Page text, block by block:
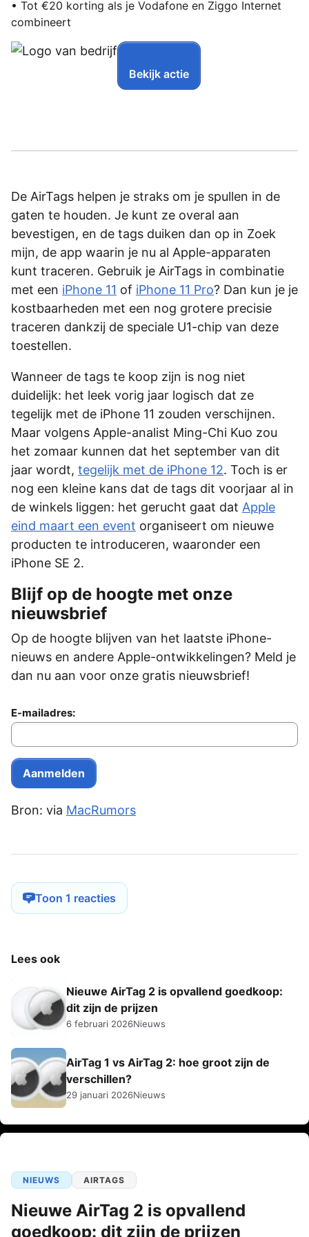
• Tot €20 korting als je Vodafone en Ziggo Internet
combineert
Bekijk actie
De AirTags helpen je straks om je spullen in de
gaten te houden. Je kunt ze overal aan
bevestigen, en de tags duiken dan op in Zoek
mijn, de app waarin je nu al Apple-apparaten
kunt traceren. Gebruik je AirTags in combinatie
met een iPhone 11 of iPhone 11 Pro? Dan kun je je
kostbaarheden met een nog grotere precisie
traceren dankzij de speciale U1-chip van deze
toestellen.
Wanneer de tags te koop zijn is nog niet
duidelijk: het leek vorig jaar logisch dat ze
tegelijk met de iPhone 11 zouden verschijnen.
Maar volgens Apple-analist Ming-Chi Kuo zou
het zomaar kunnen dat het september van dit
jaar wordt, tegelijk met de iPhone 12. Toch is er
nog een kleine kans dat de tags dit voorjaar al in
de winkels liggen: het gerucht gaat dat Apple
eind maart een event organiseert om nieuwe
producten te introduceren, waaronder een
iPhone SE 2.
Blijf op de hoogte met onze
nieuwsbrief
Op de hoogte blijven van het laatste iPhone-
nieuws en andere Apple-ontwikkelingen? Meld je
dan nu aan voor onze gratis nieuwsbrief!
E-mailadres:
Bron: via MacRumors
Toon 1 reacties
Lees ook
Nieuwe AirTag 2 is opvallend goedkoop:
dit zijn de prijzen
6 februari 2026Nieuws
AirTag 1 vs AirTag 2: hoe groot zijn de
verschillen?
29 januari 2026Nieuws
NIEUWS AIRTAGS
Nieuwe AirTag 2 is opvallend
goedkoop: dit zijn de prijzen